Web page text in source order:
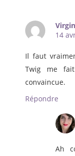
14
Il faut
Twig me
convaincue.
Répondre
Ah